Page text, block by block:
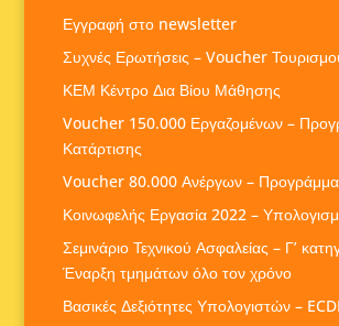
Εγγραφή στο newsletter
Συχνές Ερωτήσεις – Voucher
ΚΕΜ Κέντρο Δια Βίου Μάθησης
Voucher 150.000 Εργαζομένων –
Κατάρτισης
Voucher 80.000 Ανέργων –
Κοινωφελής Εργασία 2022 –
Σεμινάριο Τεχνικού Ασφαλείας – Γ’
Έναρξη τμημάτων όλο τον χρόνο
Βασικές Δεξιότητες Υπολογιστών –